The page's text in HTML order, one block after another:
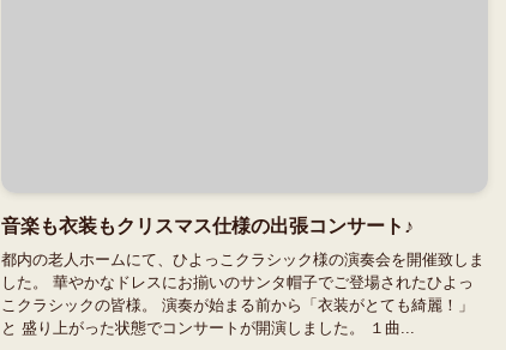
音楽も衣装もクリスマス仕様の出張コンサート♪
都内の老人ホームにて、ひよっこクラシック様の演奏会を開催致しま
した。 華やかなドレスにお揃いのサンタ帽子でご登場されたひよっ
こクラシックの皆様。 演奏が始まる前から「衣装がとても綺麗！」
と 盛り上がった状態でコンサートが開演しました。 １曲...